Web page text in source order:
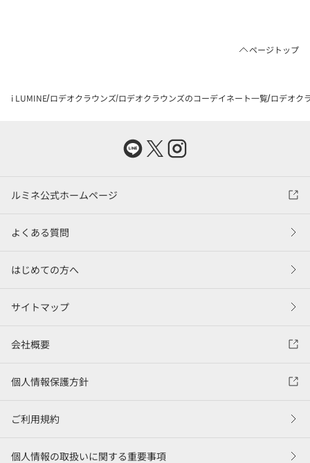
ページトップ
i LUMINE ロデオクラウンズ ロデオクラウンズのコーデイネート一覧 ロデオク
ルミネ公式ホームページ
よくある質問
はじめての方へ
サイトマップ
会社概要
個人情報保護方針
ご利用規約
個人情報の取扱いに関する重要事項